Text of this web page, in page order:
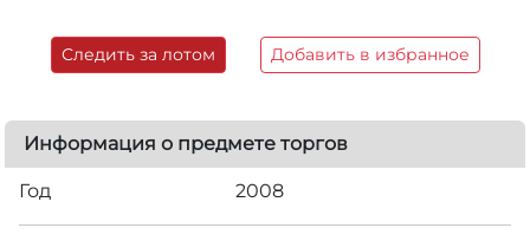
Следить за лотом Добавить в избранное
Информация о предмете торгов
Год 2008